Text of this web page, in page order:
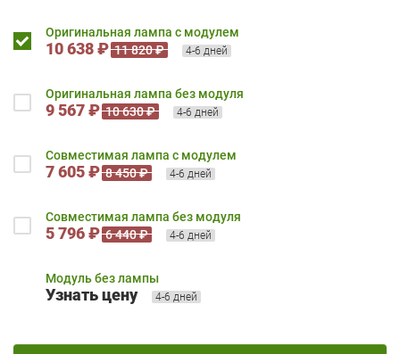
Оригинальная лампа с модулем
10 638 ₽ 11 820 ₽ 4-6 дней
Оригинальная лампа без модуля
9 567 ₽ 10 630 ₽ 4-6 дней
Совместимая лампа с модулем
7 605 ₽ 8 450 ₽ 4-6 дней
Совместимая лампа без модуля
5 796 ₽ 6 440 ₽ 4-6 дней
Модуль без лампы
Узнать цену 4-6 дней